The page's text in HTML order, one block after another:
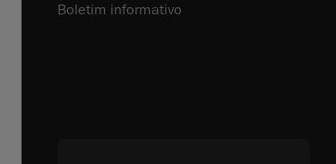
Boletim informativo